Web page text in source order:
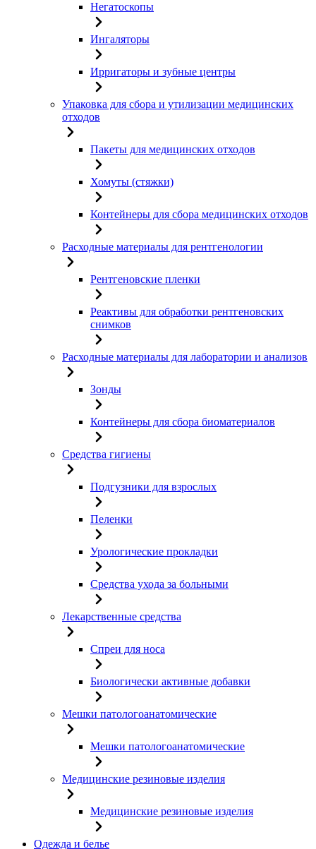
Негатоскопы
Ингаляторы
Ирригаторы и зубные центры
Упаковка для сбора и утилизации медицинских
отходов
Пакеты для медицинских отходов
Хомуты (стяжки)
Контейнеры для сбора медицинских отходов
Расходные материалы для рентгенологии
Рентгеновские пленки
Реактивы для обработки рентгеновских
снимков
Расходные материалы для лаборатории и анализов
Зонды
Контейнеры для сбора биоматериалов
Средства гигиены
Подгузники для взрослых
Пеленки
Урологические прокладки
Средства ухода за больными
Лекарственные средства
Спреи для носа
Биологически активные добавки
Мешки патологоанатомические
Мешки патологоанатомические
Медицинские резиновые изделия
Медицинские резиновые изделия
Одежда и белье